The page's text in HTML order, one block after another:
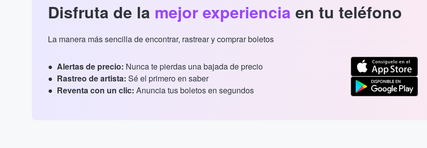
Disfruta de la mejor experiencia en tu teléfono
La manera más sencilla de encontrar, rastrear y comprar boletos
Alertas de precio: Nunca te pierdas una bajada de precio
Rastreo de artista: Sé el primero en saber
Reventa con un clic: Anuncia tus boletos en segundos